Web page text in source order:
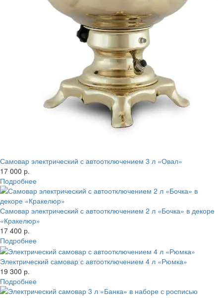
Самовар электрический с автоотключением 3 л «Овал»
17 000 р.
Подробнее
Самовар электрический с автоотключением 2 л «Бочка» в декоре
«Кракелюр»
17 400 р.
Подробнее
Электрический самовар с автоотключением 4 л «Рюмка»
19 300 р.
Подробнее